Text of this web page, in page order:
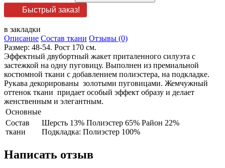
Быстрый заказ!
в закладки
Описание Состав ткани Отзывы (0)
Размер: 48-54. Рост 170 см.
Эффектный двубортный жакет приталенного силуэта с
застежкой на одну пуговицу. Выполнен из премиальной
костюмной ткани с добавлением полиэстера, на подкладке.
Рукава декорированы золотыми пуговицами. Жемчужный
оттенок ткани придает особый эффект образу и делает
женственным и элегантным.
Основные
Состав
ткани
Шерсть 13% Полиэстер 65% Район 22%
Подкладка: Полиэстер 100%
Написать отзыв